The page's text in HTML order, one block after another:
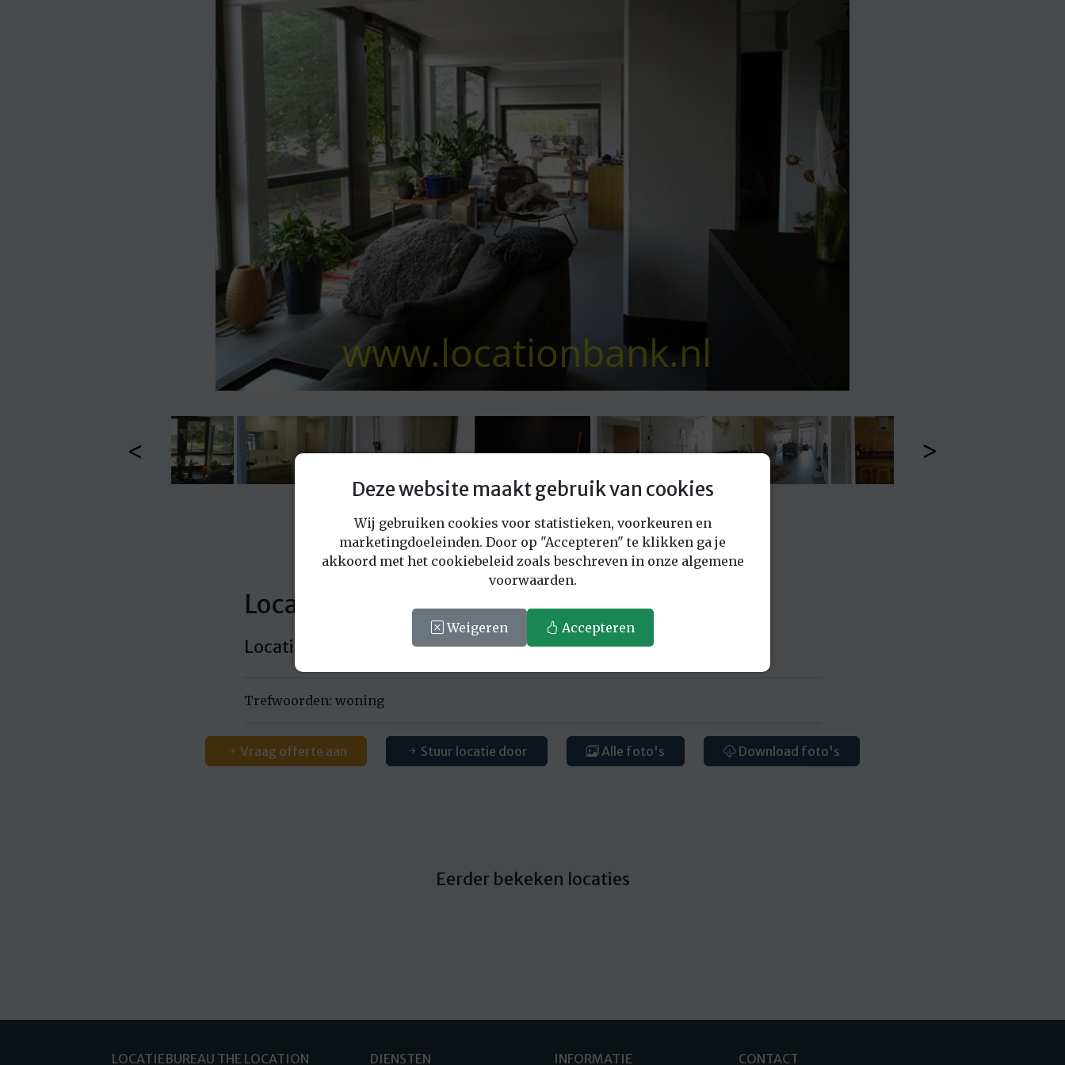
< >
Vraag offerte aan voor deze locatie
Locatie: 2217
Locatie in Noord Holland.
Trefwoorden: woning
Vraag offerte aan Stuur locatie door Alle foto's Download foto's
Eerder bekeken locaties
LOCATIEBUREAU THE LOCATION DIENSTEN INFORMATIE CONTACT
Deze website maakt gebruik van cookies
Wij gebruiken cookies voor statistieken, voorkeuren en
marketingdoeleinden. Door op "Accepteren" te klikken ga je
akkoord met het cookiebeleid zoals beschreven in onze algemene
voorwaarden.
Weigeren Accepteren